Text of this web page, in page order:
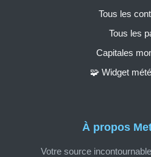
À propos
Votre source
Tous les
Tous les
Capitales
🧩 Widget